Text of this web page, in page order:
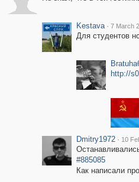
Kestava · 7 March
Для студентов
http://
Dmitry1972 · 10
#885085
Как написали